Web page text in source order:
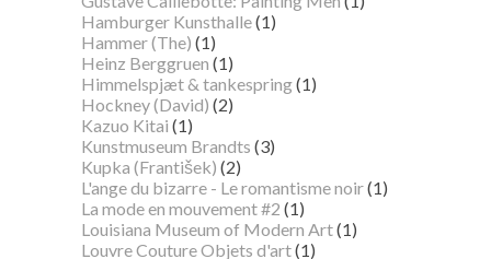
Hamburger Kunsthalle(1)
Hammer (The) (1)
Heinz Berggruen (1)
Himmelspjæt & tankespring(1)
Hockney (David) (2)
Kazuo Kitai (1)
Kunstmuseum Brandts (3)
Kupka (František) (2)
L'ange du bizarre - Le romantisme noir(1)
La mode en mouvement #2 (1)
Louisiana Museum of Modern Art(1)
Louvre Couture Objets d'art(1)